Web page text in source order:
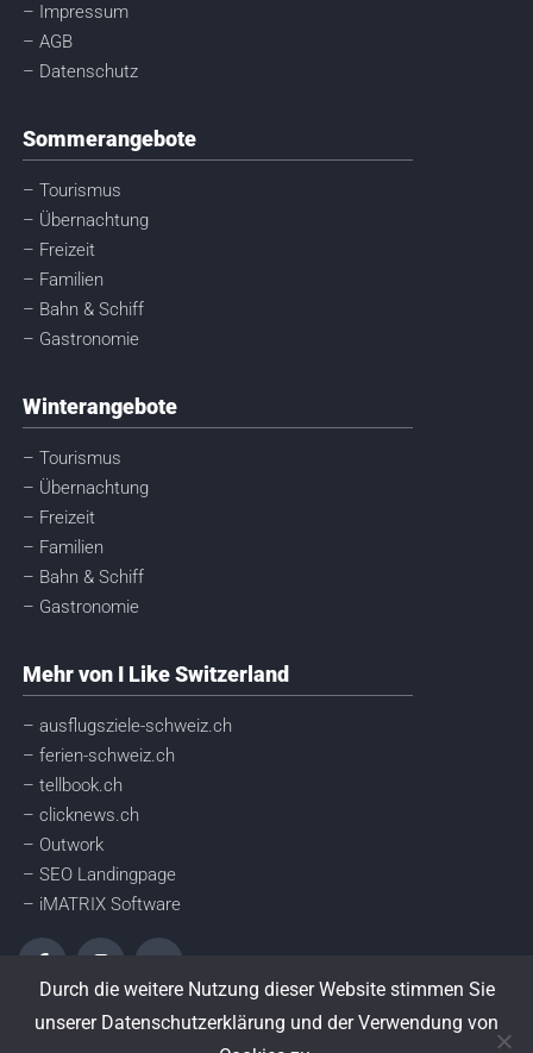
– Impressum
– AGB
– Datenschutz
Sommerangebote
– Tourismus
– Übernachtung
– Freizeit
– Familien
– Bahn & Schiff
– Gastronomie
Winterangebote
– Tourismus
– Übernachtung
– Freizeit
– Familien
– Bahn & Schiff
– Gastronomie
Mehr von I Like Switzerland
– ausflugsziele-schweiz.ch
– ferien-schweiz.ch
– tellbook.ch
– clicknews.ch
– Outwork
– SEO Landingpage
– iMATRIX Software
© I like Switzerland GmbH
Durch die weitere Nutzung dieser Website stimmen Sie
unserer Datenschutzerklärung und der Verwendung von